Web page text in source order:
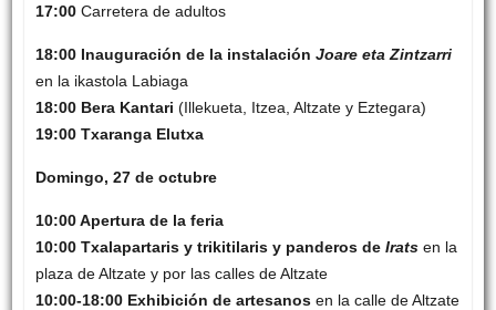
17:00Carretera de adultos
18:00 Inauguración de la instalación Joare eta Zintzarri
en la ikastola Labiaga
18:00 Bera Kantari (Illekueta, Itzea, Altzate y Eztegara)
19:00 Txaranga Elutxa
Domingo, 27 de octubre
10:00 Apertura de la feria
10:00 Txalapartaris y trikitilaris y panderos de Iratsen la
plaza de Altzate y por las calles de Altzate
10:00-18:00 Exhibición de artesanosen la calle de Altzate